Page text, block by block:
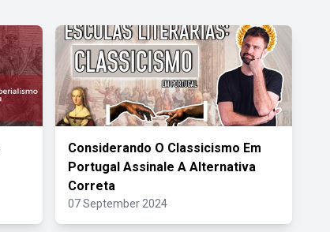
Considerando O Classicismo Em
Portugal Assinale A Alternativa
Correta
07 September 2024